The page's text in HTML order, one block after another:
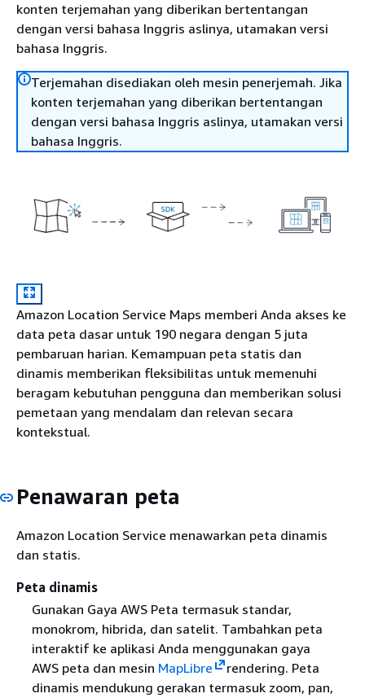
konten terjemahan yang diberikan bertentangan
dengan versi bahasa Inggris aslinya, utamakan versi
bahasa Inggris.
Terjemahan disediakan oleh mesin penerjemah. Jika
konten terjemahan yang diberikan bertentangan
dengan versi bahasa Inggris aslinya, utamakan versi
bahasa Inggris.
Amazon Location Service Maps memberi Anda akses ke
data peta dasar untuk 190 negara dengan 5 juta
pembaruan harian. Kemampuan peta statis dan
dinamis memberikan fleksibilitas untuk memenuhi
beragam kebutuhan pengguna dan memberikan solusi
pemetaan yang mendalam dan relevan secara
kontekstual.
Penawaran peta
Amazon Location Service menawarkan peta dinamis
dan statis.
Peta dinamis
Gunakan Gaya AWS Peta termasuk standar,
monokrom, hibrida, dan satelit. Tambahkan peta
interaktif ke aplikasi Anda menggunakan gaya
AWS peta dan mesin MapLibre
rendering. Peta
dinamis mendukung gerakan termasuk zoom, pan,